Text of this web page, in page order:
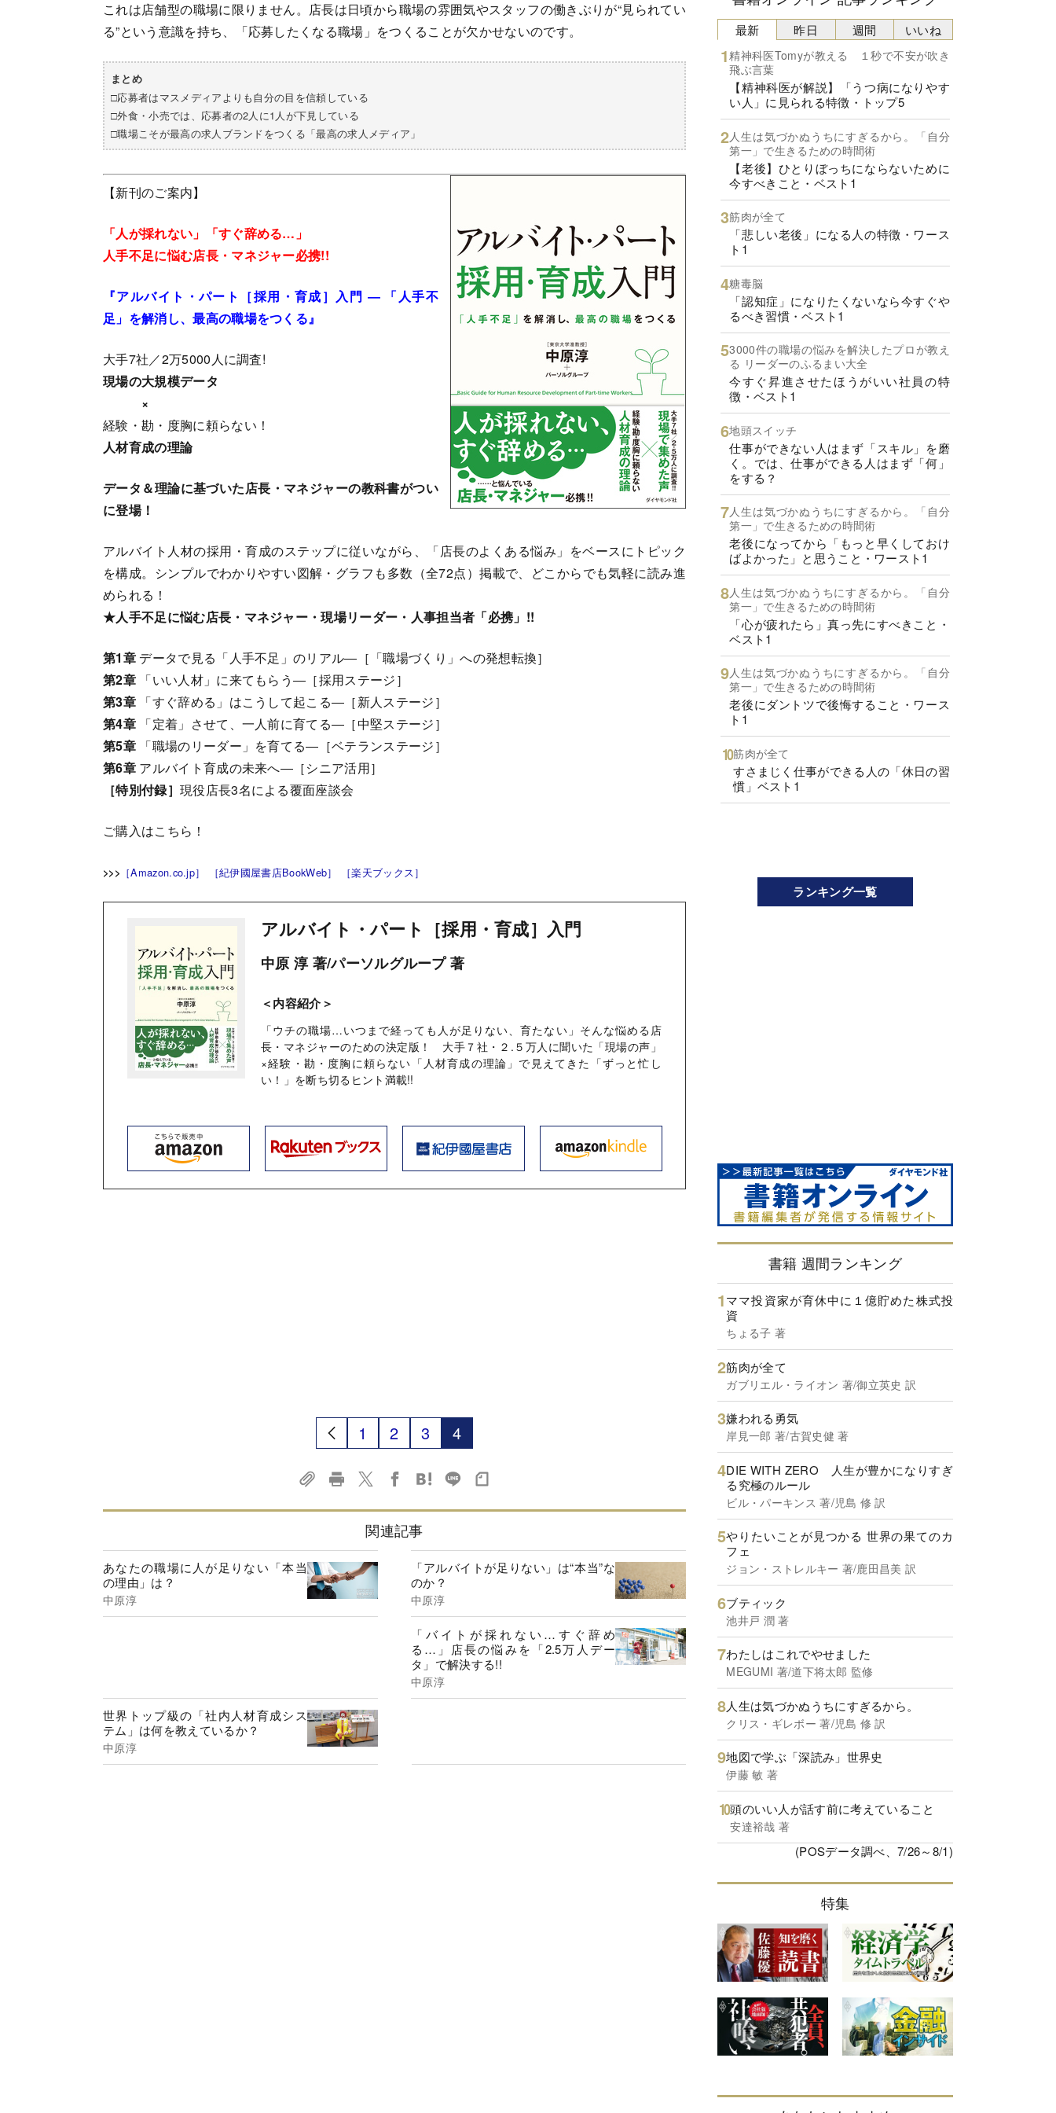
これは店舗型の職場に限りません。店長は日頃から職場の雰囲気やスタッフの働きぶりが“見られてい
る”という意識を持ち、「応募したくなる職場」をつくることが欠かせないのです。
まとめ
□応募者はマスメディアよりも自分の目を信頼している
□外食・小売では、応募者の2人に1人が下見している
□職場こそが最高の求人ブランドをつくる「最高の求人メディア」
【新刊のご案内】
「人が採れない」
「すぐ辞める…」
人手不足に悩む店長・マネジャー必携!!
『アルバイト・パート［採用・育成］入門 ― 「人手不
足」を解消し、最高の職場をつくる』
大手7社／2万5000人に調査!
現場の大規模データ
×
経験・勘・度胸に頼らない！
人材育成の理論
データ＆理論に基づいた店長・マネジャーの教科書がつい
に登場！
アルバイト人材の採用・育成のステップに従いながら、「店長のよくある悩み」をベースにトピック
を構成。シンプルでわかりやすい図解・グラフも多数（全72点）掲載で、どこからでも気軽に読み進
められる！
★人手不足に悩む店長・マネジャー・現場リーダー・人事担当者「必携」!!
第1章データで見る「人手不足」のリアル―［「職場づくり」への発想転換］
第2章「いい人材」に来てもらう―［採用ステージ］
第3章「すぐ辞める」はこうして起こる―［新人ステージ］
第4章「定着」させて、一人前に育てる―［中堅ステージ］
第5章「職場のリーダー」を育てる―［ベテランステージ］
第6章アルバイト育成の未来へ―［シニア活用］
［特別付録］ 現役店長3名による覆面座談会
ご購入はこちら！
>>> ［Amazon.co.jp］ ［紀伊國屋書店BookWeb］ ［楽天ブックス］
アルバイト・パート［採用・育成］入門
中原 淳 著/パーソルグループ 著
＜内容紹介＞
「ウチの職場…いつまで経っても人が足りない、育たない」そんな悩める店
長・マネジャーのための決定版！ 大手７社・２.５万人に聞いた「現場の声」
×経験・勘・度胸に頼らない「人材育成の理論」で見えてきた「ずっと忙し
い！」を断ち切るヒント満載!!
1 2 3 4
関連記事
あなたの職場に人が足りない「本当
の理由」は？
中原淳
「アルバイトが足りない」は“本当”な
のか？
中原淳
「バイトが採れない…すぐ辞め
る…」店長の悩みを「2.5万人デー
タ」で解決する!!
中原淳
世界トップ級の「社内人材育成シス
テム」は何を教えているか？
中原淳
最新
精神科医Tomyが教える １秒で不安が吹き
飛ぶ言葉
【精神科医が解説】「うつ病になりやす
い人」に見られる特徴・トップ5
人生は気づかぬうちにすぎるから。「自分
第一」で生きるための時間術
【老後】ひとりぼっちにならないために
今すべきこと・ベスト1
筋肉が全て
「悲しい老後」になる人の特徴・ワース
ト1
糖毒脳
「認知症」になりたくないなら今すぐや
るべき習慣・ベスト1
3000件の職場の悩みを解決したプロが教え
る リーダーのふるまい大全
今すぐ昇進させたほうがいい社員の特
徴・ベスト1
地頭スイッチ
仕事ができない人はまず「スキル」を磨
く。では、仕事ができる人はまず「何」
をする？
人生は気づかぬうちにすぎるから。「自分
第一」で生きるための時間術
老後になってから「もっと早くしておけ
ばよかった」と思うこと・ワースト1
人生は気づかぬうちにすぎるから。「自分
第一」で生きるための時間術
「心が疲れたら」真っ先にすべきこと・
ベスト1
人生は気づかぬうちにすぎるから。「自分
第一」で生きるための時間術
老後にダントツで後悔すること・ワース
ト1
筋肉が全て
すさまじく仕事ができる人の「休日の習
慣」ベスト1
昨日 週間 いいね
ランキング一覧
書籍 週間ランキング
ママ投資家が育休中に１億貯めた株式投
資
ちょる子 著
筋肉が全て
ガブリエル・ライオン 著/御立英史 訳
嫌われる勇気
岸見一郎 著/古賀史健 著
DIE WITH ZERO 人生が豊かになりすぎ
る究極のルール
ビル・パーキンス 著/児島 修 訳
やりたいことが見つかる 世界の果てのカ
フェ
ジョン・ストレルキー 著/鹿田昌美 訳
ブティック
池井戸 潤 著
わたしはこれでやせました
MEGUMI 著/道下将太郎 監修
人生は気づかぬうちにすぎるから。
クリス・ギレボー 著/児島 修 訳
地図で学ぶ「深読み」世界史
伊藤 敏 著
頭のいい人が話す前に考えていること
安達裕哉 著
(POSデータ調べ、7/26～8/1)
特集